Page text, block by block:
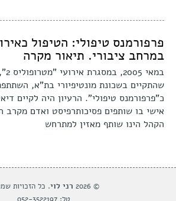
פרפורמנס טיפולי: הטיפול
במרחב ציבורי. תיאור מקרה
שהתקיים בשכונת מונטיפיורי בת"א,
כ"פרפורמנס טיפולי". הרעיון היה לקיים
אישי בו שותפים פסיכותרפיסט ואדם
הקהל הינו שותף מאזין למתרחש
© 2026 רני לוי. כל הזכויות